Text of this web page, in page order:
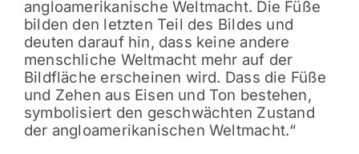
angloamerikanische Weltmacht. Die Füße
bilden den letzten Teil des Bildes und
deuten darauf hin, dass keine andere
menschliche Weltmacht mehr auf der
Bildfläche erscheinen wird. Dass die Füße
und Zehen aus Eisen und Ton bestehen,
symbolisiert den geschwächten Zustand
der angloamerikanischen Weltmacht.“